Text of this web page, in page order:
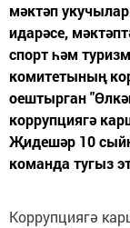
мәктәп
идарәсе,
спорт һәм
комитетының
оештырган
коррупциягә
Җидешәр 10
команда тугыз
Коррупциягә